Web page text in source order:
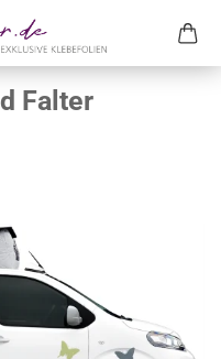
Falter